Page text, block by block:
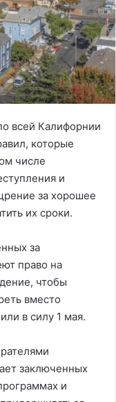
всей Калифорнии
которые
числе
и
за хорошее
их сроки.
за
право на
чтобы
вместо
в силу 1 мая.
заключенных
и